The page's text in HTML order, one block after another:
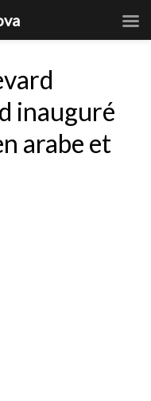
inauguré
arabe et